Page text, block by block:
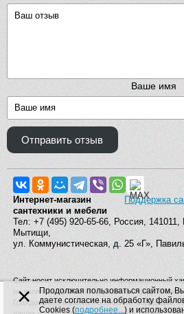
Ваше имя
Отправить отзыв
Поддержка
Интернет-магазин
сантехники и мебели
Тел: +7 (495) 920-65-66, Россия, 141011,
Мытищи,
ул. Коммунистическая, д. 25 «Г»,
Сайт носит исключительно информационный
не является публичной офертой,
Гражданского кодекса Российской Федерации.
×
Продолжая пользоваться сайтом,
даете согласие на обработку
Cookies (подробнее...) и